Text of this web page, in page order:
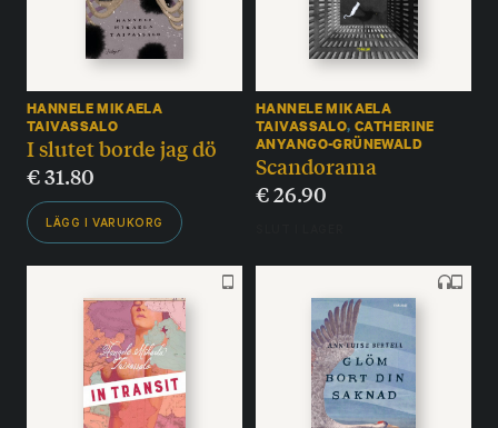
HANNELE MIKAELA
TAIVASSALO
I slutet borde jag dö
€31.80
LÄGG I VARUKORG
HANNELE MIKAELA
TAIVASSALO,CATHERINE
ANYANGO-GRÜNEWALD
Scandorama
€26.90